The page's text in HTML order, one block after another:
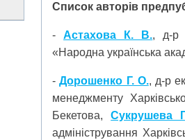
Список авторів
-Астахова К. В., д-р
«Народна українська
-Дорошенко Г. О., д-р
менеджменту
Бекетова,Сукрушева
адміністрування